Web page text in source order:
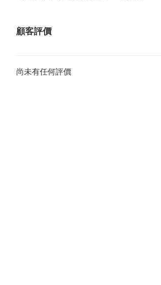
顧客評價
尚未有任何評價